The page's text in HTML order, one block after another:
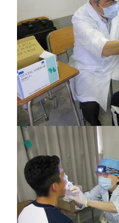
IR情報公開
IR・キャリアサポート
IR情報公開
研究支援
研究の適正な推進につい
科学研究費助成事業
関連規程等
願書・届出一覧
在学生の方
卒業生の方